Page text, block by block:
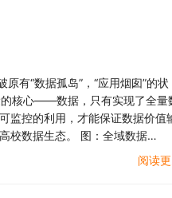
有“数据孤岛”，“应用烟囱”的状
的核心——数据，只有实现了全量
监控的利用，才能保证数据价值
校数据生态。 图：全域数据…
阅读